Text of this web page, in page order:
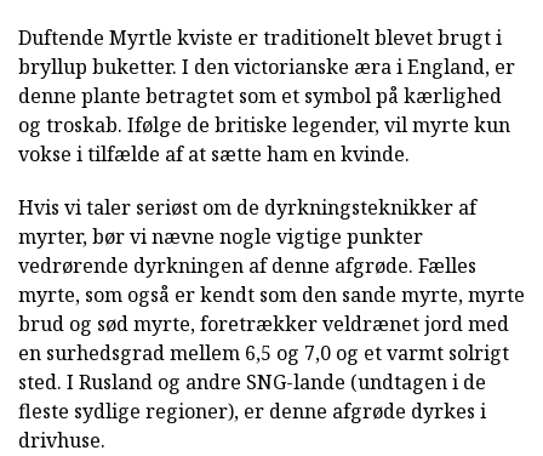
Duftende Myrtle kviste er traditionelt blevet brugt i
bryllup buketter. I den victorianske æra i England, er
denne plante betragtet som et symbol på kærlighed
og troskab. Ifølge de britiske legender, vil myrte kun
vokse i tilfælde af at sætte ham en kvinde.
Hvis vi taler seriøst om de dyrkningsteknikker af
myrter, bør vi nævne nogle vigtige punkter
vedrørende dyrkningen af denne afgrøde. Fælles
myrte, som også er kendt som den sande myrte, myrte
brud og sød myrte, foretrækker veldrænet jord med
en surhedsgrad mellem 6,5 og 7,0 og et varmt solrigt
sted. I Rusland og andre SNG-lande (undtagen i de
fleste sydlige regioner), er denne afgrøde dyrkes i
drivhuse.